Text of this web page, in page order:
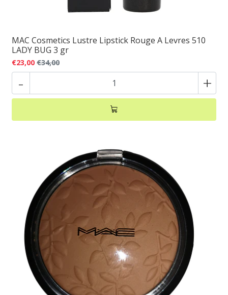
MAC Cosmetics Lustre Lipstick Rouge A Levres 510
LADY BUG 3 gr
€23,00 €34,00
- +